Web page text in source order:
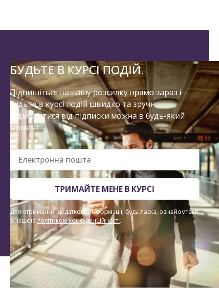
БУДЬТЕ В КУРСІ ПОДІЙ.
Підпишіться на нашу розсилку прямо зараз і
будьте в курсі подій швидко та зручно.
Відмовитися від підписки можна в будь-який
момент.
Електронна пошта
ТРИМАЙТЕ МЕНЕ В КУРСІ
Для отримання додаткової інформації, будь ласка, ознайомтеся
з нашою політикою конфіденційності.